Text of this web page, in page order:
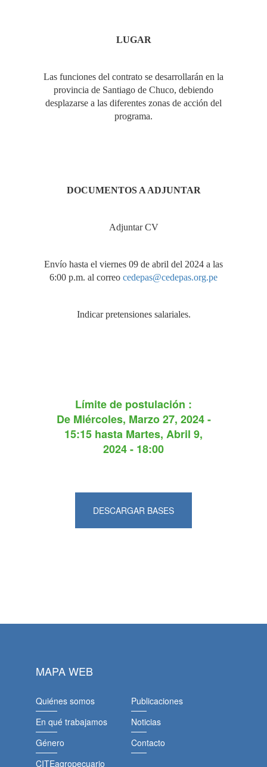
LUGAR
Las funciones del contrato se desarrollarán en la
provincia de Santiago de Chuco, debiendo
desplazarse a las diferentes zonas de acción del
programa.
DOCUMENTOS A ADJUNTAR
Adjuntar CV
Envío hasta el viernes 09 de abril del 2024 a las
6:00 p.m. al correo cedepas@cedepas.org.pe
Indicar pretensiones salariales.
Límite de postulación :
De Miércoles, Marzo 27, 2024 -
15:15 hasta Martes, Abril 9,
2024 - 18:00
DESCARGAR BASES
MAPA WEB
Quiénes somos
En qué trabajamos
Género
CITEagropecuario
Publicaciones
Noticias
Contacto